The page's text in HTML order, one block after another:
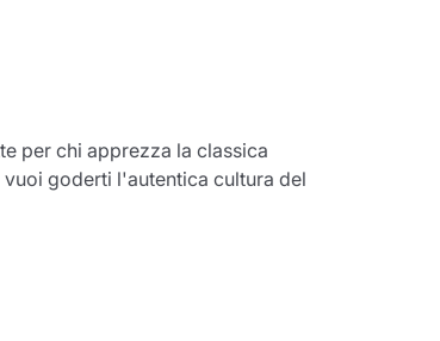
per chi apprezza la classica
goderti l'autentica cultura del